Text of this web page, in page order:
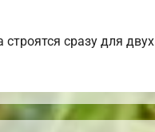
сразу для двух